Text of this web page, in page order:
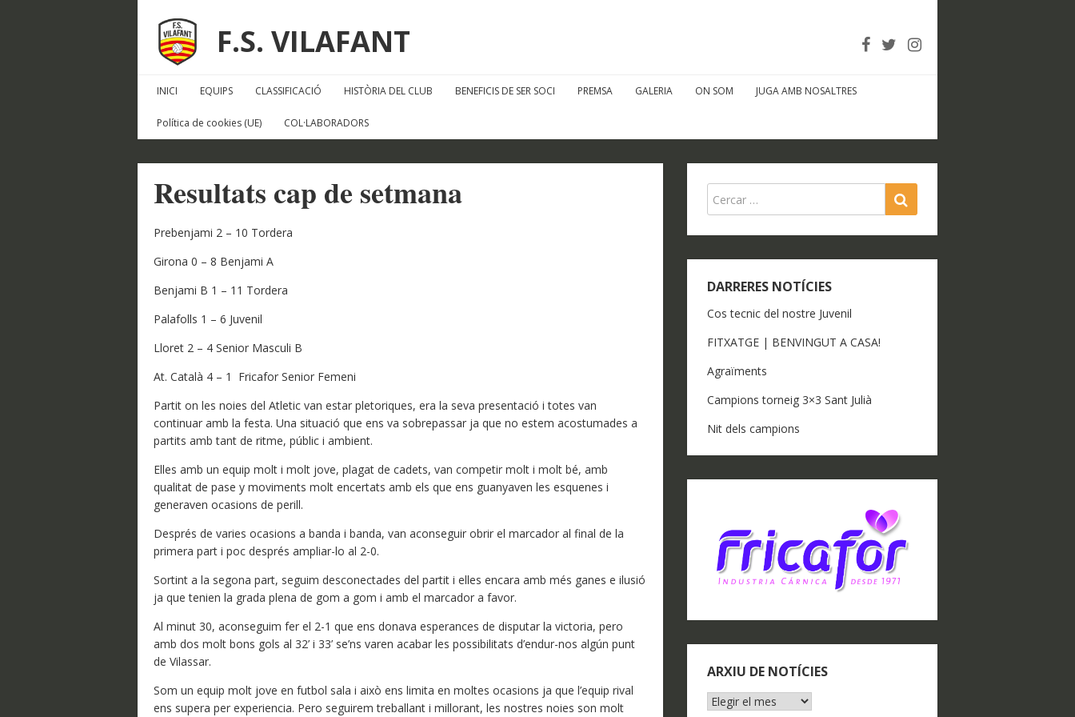
F.S. VILAFANT
INICI EQUIPS CLASSIFICACIÓ HISTÒRIA DEL CLUB BENEFICIS DE SER SOCI PREMSA GALERIA ON SOM JUGA AMB NOSALTRES
Política de cookies (UE) COL·LABORADORS
Resultats cap de setmana
Prebenjami 2 – 10 Tordera
Girona 0 – 8 Benjami A
Benjami B 1 – 11 Tordera
Palafolls 1 – 6 Juvenil
Lloret 2 – 4 Senior Masculi B
At. Català 4 – 1 Fricafor Senior Femeni
Partit on les noies del Atletic van estar pletoriques, era la seva presentació i totes van
continuar amb la festa. Una situació que ens va sobrepassar ja que no estem acostumades a
partits amb tant de ritme, públic i ambient.
Elles amb un equip molt i molt jove, plagat de cadets, van competir molt i molt bé, amb
qualitat de pase y moviments molt encertats amb els que ens guanyaven les esquenes i
generaven ocasions de perill.
Després de varies ocasions a banda i banda, van aconseguir obrir el marcador al final de la
primera part i poc després ampliar-lo al 2-0.
Sortint a la segona part, seguim desconectades del partit i elles encara amb més ganes e ilusió
ja que tenien la grada plena de gom a gom i amb el marcador a favor.
Al minut 30, aconseguim fer el 2-1 que ens donava esperances de disputar la victoria, pero
amb dos molt bons gols al 32’ i 33’ se’ns varen acabar les possibilitats d’endur-nos algún punt
de Vilassar.
Som un equip molt jove en futbol sala i això ens limita en moltes ocasions ja que l’equip rival
ens supera per experiencia. Pero seguirem treballant i millorant, les nostres noies son molt
DARRERES NOTÍCIES
Cos tecnic del nostre Juvenil
FITXATGE | BENVINGUT A CASA!
Agraïments
Campions torneig 3×3 Sant Julià
Nit dels campions
ARXIU DE NOTÍCIES
ARXIU